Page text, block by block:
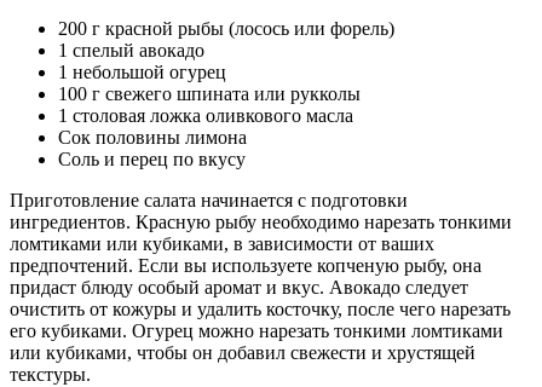
200 г красной рыбы (лосось или форель)
1 спелый авокадо
1 небольшой огурец
100 г свежего шпината или рукколы
1 столовая ложка оливкового масла
Сок половины лимона
Соль и перец по вкусу
Приготовление салата начинается с подготовки
ингредиентов. Красную рыбу необходимо нарезать тонкими
ломтиками или кубиками, в зависимости от ваших
предпочтений. Если вы используете копченую рыбу, она
придаст блюду особый аромат и вкус. Авокадо следует
очистить от кожуры и удалить косточку, после чего нарезать
его кубиками. Огурец можно нарезать тонкими ломтиками
или кубиками, чтобы он добавил свежести и хрустящей
текстуры.